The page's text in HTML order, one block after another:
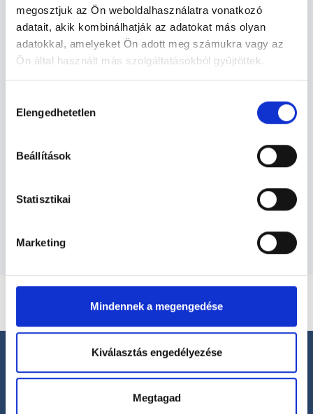
megosztjuk az Ön weboldalhasználatra vonatkozó
adatait, akik kombinálhatják az adatokat más olyan
adatokkal, amelyeket Ön adott meg számukra vagy az
Ön által használt más szolgáltatásokból gyűjtöttek.
szabályzat:https://foglaljorvost.hu/info/foglaljorvost-
kiválasztása
Elengedhetetlen
Beállítások
Statisztikai
Marketing
Mindennek a megengedése
Kiválasztás engedélyezése
Megtagad
Traumatológus - Traumatológia
Traumatológia TERÜLETHEZ KAPCSOLÓDÓ
Budapesti és vidéki traumatológus orvosok